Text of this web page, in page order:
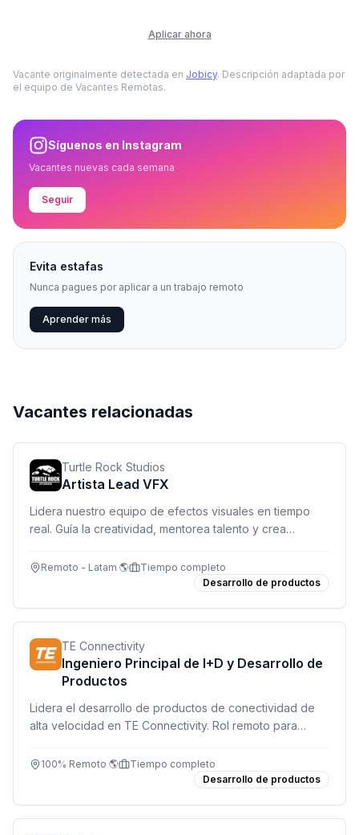
Aplicar ahora
Vacante originalmente detectada en Jobicy. Descripción adaptada por
el equipo de Vacantes Remotas.
Síguenos en Instagram
Vacantes nuevas cada semana
Seguir
Evita estafas
Nunca pagues por aplicar a un trabajo remoto
Aprender más
Vacantes relacionadas
Turtle Rock Studios
Artista Lead VFX
Lidera nuestro equipo de efectos visuales en tiempo
real. Guía la creatividad, mentorea talento y crea
de próxima generación.
Remoto - Latam 🌎
Tiempo completo
Desarrollo de productos
TE Connectivity
Ingeniero Principal de I+D y Desarrollo de
Productos
Lidera el desarrollo de productos de conectividad de
alta velocidad en TE Connectivity. Rol remoto para
señal de integridad.
100% Remoto 🌎
Tiempo completo
Desarrollo de productos